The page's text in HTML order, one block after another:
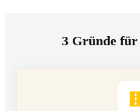
3 Gründe